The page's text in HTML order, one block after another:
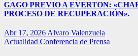
GAGO PREVIO A EVERTON:
PROCESO DE RECUPERACIÓN».
Abr 17, 2026 Alvaro Valenzuela
Actualidad Conferencia de Prensa